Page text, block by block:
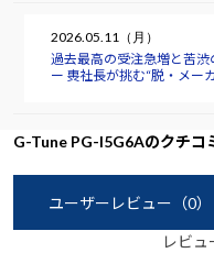
2026.05.11（月）
過去最高の受注急増と苦渋
ー 軣社長が挑む“脱・メー
G-Tune PG-I5G6Aのクチコ
ユーザーレビュー （0）
レビュ